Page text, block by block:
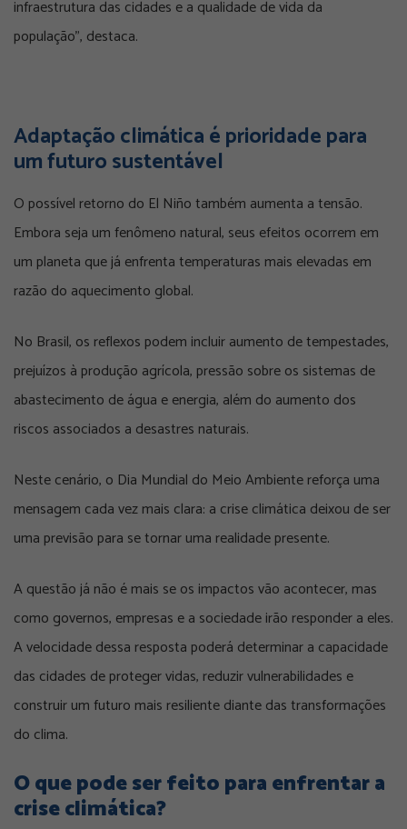
infraestrutura das cidades e a qualidade de vida da
população”, destaca.
Adaptação climática é prioridade para
um futuro sustentável
O possível retorno do El Niño também aumenta a tensão.
Embora seja um fenômeno natural, seus efeitos ocorrem em
um planeta que já enfrenta temperaturas mais elevadas em
razão do aquecimento global.
No Brasil, os reflexos podem incluir aumento de tempestades,
prejuízos à produção agrícola, pressão sobre os sistemas de
abastecimento de água e energia, além do aumento dos
riscos associados a desastres naturais.
Neste cenário, o Dia Mundial do Meio Ambiente reforça uma
mensagem cada vez mais clara: a crise climática deixou de ser
uma previsão para se tornar uma realidade presente.
A questão já não é mais se os impactos vão acontecer, mas
como governos, empresas e a sociedade irão responder a eles.
A velocidade dessa resposta poderá determinar a capacidade
das cidades de proteger vidas, reduzir vulnerabilidades e
construir um futuro mais resiliente diante das transformações
do clima.
O que pode ser feito para enfrentar a
crise climática?